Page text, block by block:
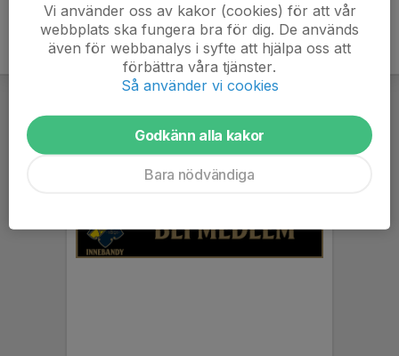
Vi använder oss av kakor (cookies) för att vår
webbplats ska fungera bra för dig. De används
även för webbanalys i syfte att hjälpa oss att
förbättra våra tjänster.
Så använder vi cookies
Godkänn alla kakor
Bara nödvändiga